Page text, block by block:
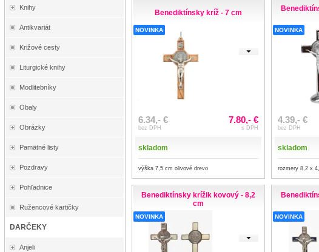
Knihy
Antikvariát
Križové cesty
Liturgické knihy
Modlitebníky
Obaly
Obrázky
Pamätné listy
Pozdravy
Pohľadnice
Ružencové kartičky
DARČEKY
Anjeli
Benediktínsky kríž - 7 cm
NOVINKA
6.34,- €
bez DPH
7.80,- €
s DPH
skladom
výška 7,5 cm olivové drevo
NOVINKA
4.39,- €
bez DPH
skladom
rozmery 8,2 x
Benediktínsky krížik kovový - 8,2
cm
NOVINKA NOVINKA